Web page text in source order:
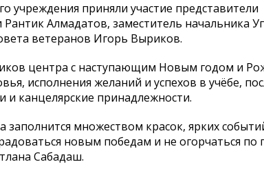
учреждения приняли участие представители
Алмадатов, заместитель начальника
ветеранов Игорь Выриков.
центра с наступающим Новым годом и
исполнения желаний и успехов в учёбе,
канцелярские принадлежности.
множеством красок, ярких
новым победам и не огорчаться по
Сабадаш.